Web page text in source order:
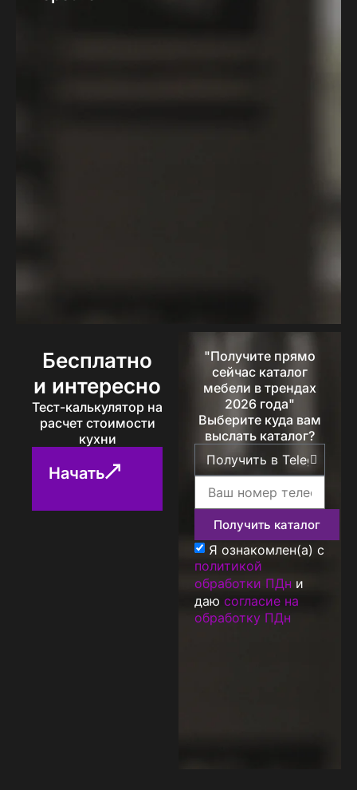
Бесплатно
и интересно
Тест-калькулятор на
расчет стоимости
кухни
Начать
"Получите прямо
сейчас каталог
мебели в трендах
2026 года"
Выберите куда вам
выслать каталог?
Получить каталог
Я ознакомлен(а) с
политикой
обработки ПДн и
даю согласие на
обработку ПДн